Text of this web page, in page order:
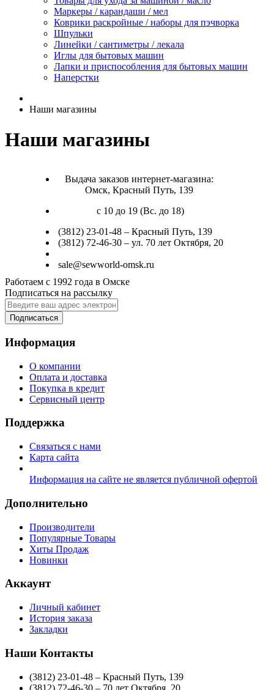
Маркеры / карандаши / мел
Коврики раскройные / наборы для пэчворка
Шпульки
Линейки / сантиметры / лекала
Иглы для бытовых машин
Лапки и приспособления для бытовых машин
Наперстки
Наши магазины
Наши магазины
Выдача заказов интернет-магазина:
Омск, Красный Путь, 139
с 10 до 19 (Вс. до 18)
(3812) 23-01-48 – Красный Путь, 139
(3812) 72-46-30 – ул. 70 лет Октября, 20
sale@sewworld-omsk.ru
Работаем с 1992 года в Омске
Подписаться на рассылку
Подписаться
Информация
О компании
Оплата и доставка
Покупка в кредит
Сервисный центр
Поддержка
Связаться с нами
Карта сайта
Информация на сайте не является публичной офертой
Дополнительно
Производители
Популярные Товары
Хиты Продаж
Новинки
Аккаунт
Личный кабинет
История заказа
Закладки
Наши Контакты
(3812) 23-01-48 – Красный Путь, 139
(3812) 72-46-30 – 70 лет Октября, 20